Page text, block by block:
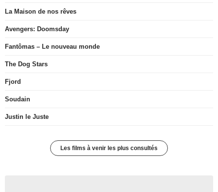
La Maison de nos rêves
Avengers: Doomsday
Fantômas – Le nouveau monde
The Dog Stars
Fjord
Soudain
Justin le Juste
Les films à venir les plus consultés